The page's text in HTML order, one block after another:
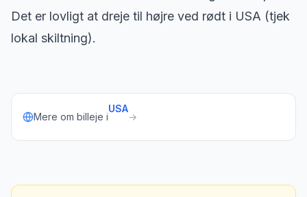
Det er lovligt at dreje til højre ved rødt i USA (tjek
lokal skiltning).
Mere om billeje i
USA
→